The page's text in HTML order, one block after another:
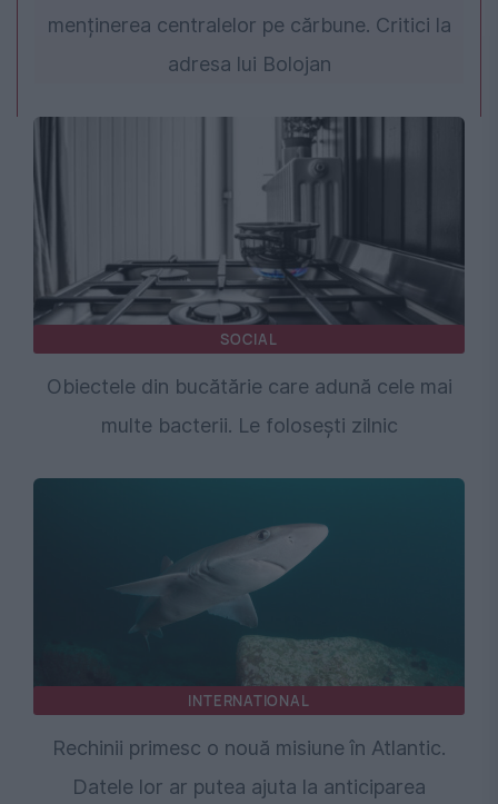
menținerea centralelor pe cărbune. Critici la
adresa lui Bolojan
SOCIAL
Obiectele din bucătărie care adună cele mai
multe bacterii. Le folosești zilnic
INTERNATIONAL
Rechinii primesc o nouă misiune în Atlantic.
Datele lor ar putea ajuta la anticiparea